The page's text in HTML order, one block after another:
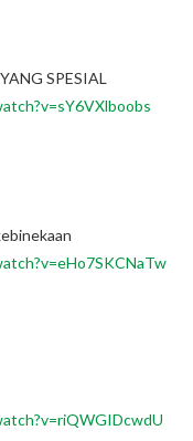
SPESIAL